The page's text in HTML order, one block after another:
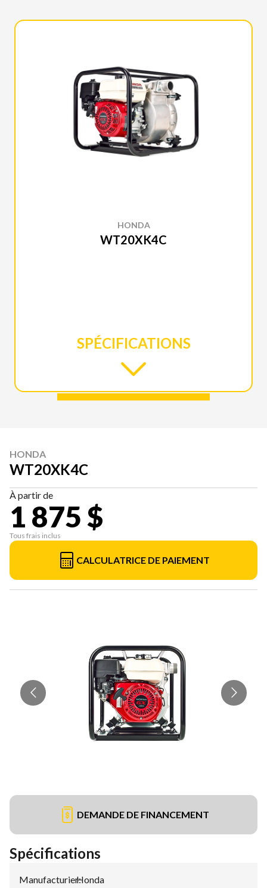
HONDA
WT20XK4C
SPÉCIFICATIONS
HONDA
WT20XK4C
À partir de
1 875 $
Tous frais inclus
CALCULATRICE DE PAIEMENT
DEMANDE DE FINANCEMENT
Spécifications
Manufacturier:
Honda